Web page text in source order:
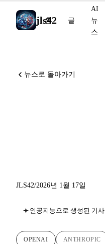
jls42
홈 글
AI
뉴
스
뉴스로 돌아가기
JLS42/2026년 1월 17일
인공지능으로 생성된 기사
OPENAI ANTHROPIC